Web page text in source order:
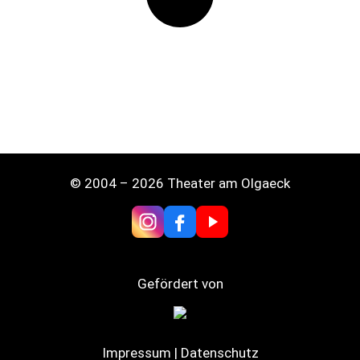
© 2004 – 2026 Theater am Olgaeck
Gefördert von
Impressum | Datenschutz